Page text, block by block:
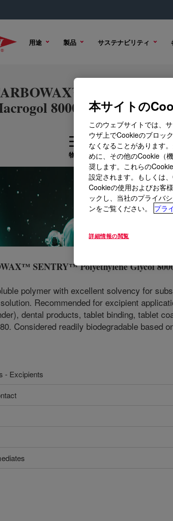
用途 製品 サステナビリティ
SENTRY™
8000 Ph.Eur.
物性
SENTRY™ Polyethylene Glycol
polymer with excellent solvency for
Recommended for excipient
dental products, tablet binding, tablet
Considered readily biodegradable based
- Excipients
本サイトの
このウェブサイトでは、
ウザ上でCookieのブロッ
なくなることがあります
めに、その他のCookie（
奨します。これらの
設定されます。もしくは
Cookieの使用およびお客
ックし、当社のプライバ
ンをご覧ください。
プラ
詳細情報の閲覧